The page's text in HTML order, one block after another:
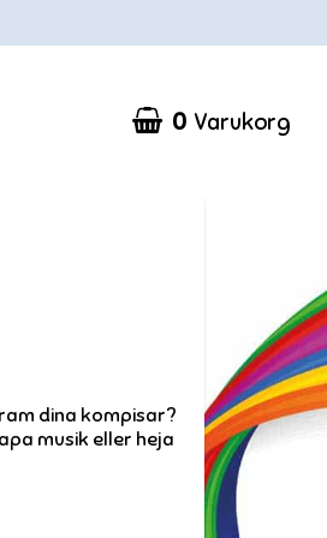
0 Varukorg
dina kompisar?
musik eller heja